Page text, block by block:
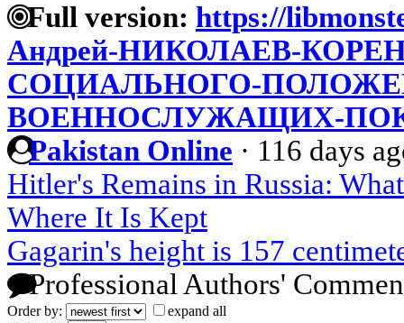
Full version: https://
Андрей-НИКОЛАЕВ-
СОЦИАЛЬНОГО-
ВОЕННОСЛУЖАЩИХ-
Pakistan Online · 116 days
Hitler's Remains in Russia:
Where It Is Kept
Gagarin's height is 157
Professional Authors'
Order by:
expand all